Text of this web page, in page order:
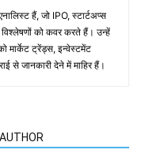
हैं, जो IPO, स्टार्टअप्स
को कवर करते हैं। उन्हें
मार्केट ट्रेंड्स, इन्वेस्टमेंट
से जानकारी देने में माहिर हैं।